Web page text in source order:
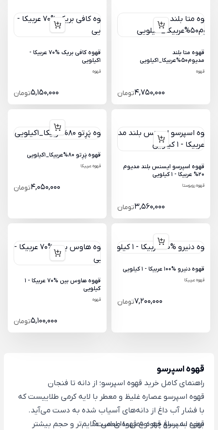
قهوه متا بلند
مدیوم50%عربیکا_1کیلویی
قهوه
4,750,000تومان
قهوه کافی بریک %70 عربیکا -
1کیلویی
قهوه
5,150,000تومان
قهوه اسپرسو ایسنس بلند مدیوم
20% عربیکا - 1 کیلویی
قهوه روبوستا
3,560,000تومان
قهوه پَرِتو 80%عربیکا_1کیلویی
قهوه عربیکا
4,050,000تومان
قهوه دنیرو %100 عربیکا - 1 کیلویی
قهوه عربیکا
7,200,000تومان
قهوه هاوس بین %70 عربیکا - 1
کیلویی
قهوه
5,100,000تومان
قهوه اسپرسو
راهنمای کامل خرید قهوه اسپرسو؛ از دانه تا فنجان
قهوه اسپرسو عصاره غلیظ و معطر با لایه کرمی طلاییست که
با فشار آب داغ از دانه‌های آسیاب شده به دست می‌آید.
برخی به سراغ قهوه دمی با طعمی ملایم‌تر و حجم بیشتر
قهوه اسپرسو چه نوع قهوه‌ای است؟